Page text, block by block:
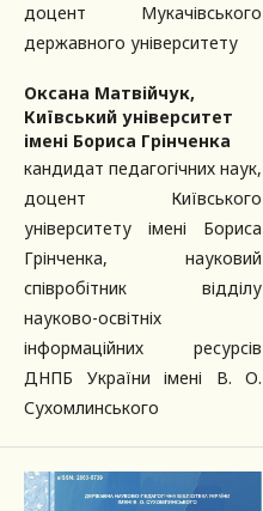
доцент Мукачівського
державного університету
Оксана Матвійчук,
Київський університет
імені Бориса Грінченка
кандидат педагогічних наук,
доцент Київського
університету імені Бориса
Грінченка, науковий
співробітник відділу
науково-освітніх
інформаційних ресурсів
ДНПБ України імені В. О.
Сухомлинського